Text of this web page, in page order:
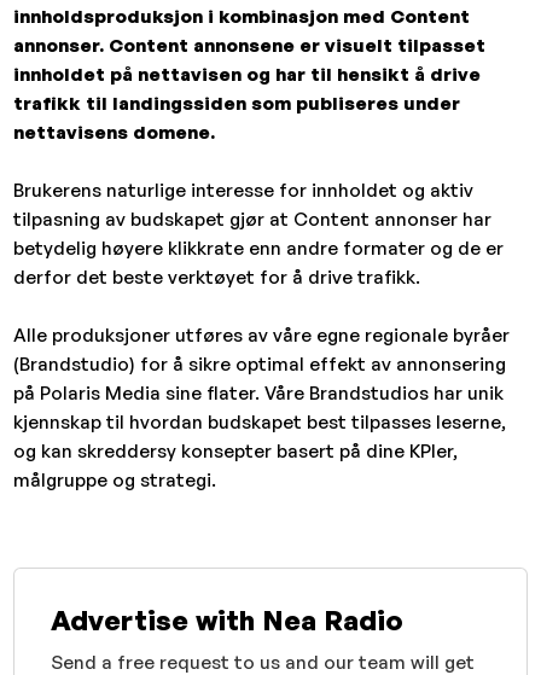
innholdsproduksjon i kombinasjon med Content
annonser. Content annonsene er visuelt tilpasset
innholdet på nettavisen og har til hensikt å drive
trafikk til landingssiden som publiseres under
nettavisens domene.
Brukerens naturlige interesse for innholdet og aktiv
tilpasning av budskapet gjør at Content annonser har
betydelig høyere klikkrate enn andre formater og de er
derfor det beste verktøyet for å drive trafikk.
Alle produksjoner utføres av våre egne regionale byråer
(Brandstudio) for å sikre optimal effekt av annonsering
på Polaris Media sine flater. Våre Brandstudios har unik
kjennskap til hvordan budskapet best tilpasses leserne,
og kan skreddersy konsepter basert på dine KPIer,
målgruppe og strategi.
Advertise with Nea Radio
Send a free request to us and our team will get